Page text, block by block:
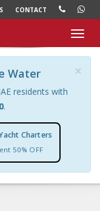
CONTACT
×
Water
residents with
.
Charters
50% OFF